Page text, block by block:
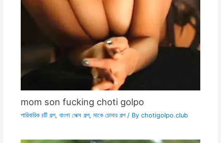
mom son fucking choti golpo
পারিবারিক চটি গল্প, বাংলা সেক্স গল্প, মাকে চোদার গল্প/ By chotigolpo.club